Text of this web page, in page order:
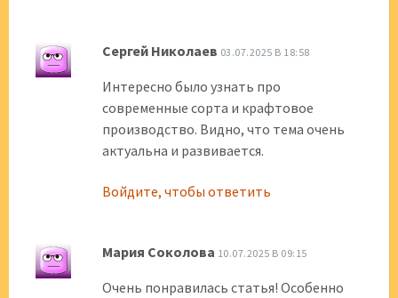
Сергей Николаев 03.07.2025 В 18:58
Интересно было узнать про
современные сорта и крафтовое
производство. Видно, что тема очень
актуальна и развивается.
Войдите, чтобы ответить
Мария Соколова 10.07.2025 В 09:15
Очень понравилась статья! Особенно